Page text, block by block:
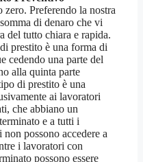
zero. Preferendo la nostra
di denaro che vi
del tutto chiara e rapida.
prestito è una forma di
cedendo una parte del
alla quinta parte
di prestito è una
ai lavoratori
che abbiano un
e a tutti i
possono accedere a
i lavoratori con
possono essere